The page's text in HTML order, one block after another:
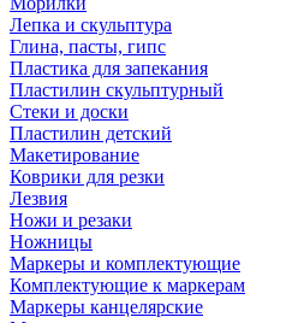
Лепка и скульптура
Глина, пасты, гипс
Пластика для запекания
Пластилин скульптурный
Стеки и доски
Пластилин детский
Макетирование
Коврики для резки
Лезвия
Ножи и резаки
Ножницы
Маркеры и комплектующие
Комплектующие к маркерам
Маркеры канцелярские